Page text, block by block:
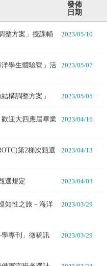
發佈
日期
整方案」授課輔
2023/05/10
學生體驗營」活
2023/05/07
結構調整方案」 2023/05/05
迎大四應屆畢業
2023/04/16
第2梯次甄選
2023/04/13
選規定 2023/04/03
知性之旅－海洋
2023/03/29
專刊」徵稿訊
2023/03/29